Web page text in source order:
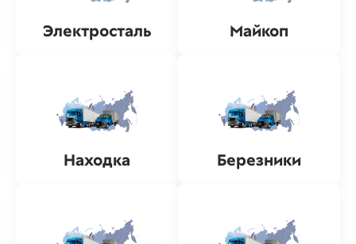
Электросталь Майкоп
Находка Березники